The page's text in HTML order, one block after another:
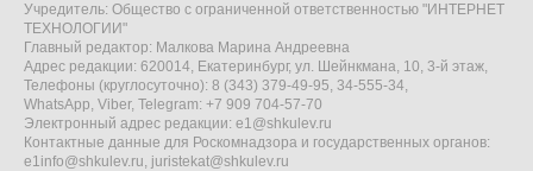
Учредитель: Общество с ограниченной ответственностью "ИНТЕРНЕТ
ТЕХНОЛОГИИ"
Главный редактор: Малкова Марина Андреевна
Адрес редакции: 620014, Екатеринбург, ул. Шейнкмана, 10, 3-й этаж,
Телефоны (круглосуточно): 8 (343) 379-49-95, 34-555-34,
WhatsApp, Viber, Telegram: +7 909 704-57-70
Электронный адрес редакции: e1@shkulev.ru
Контактные данные для Роскомнадзора и государственных органов:
e1info@shkulev.ru, juristekat@shkulev.ru